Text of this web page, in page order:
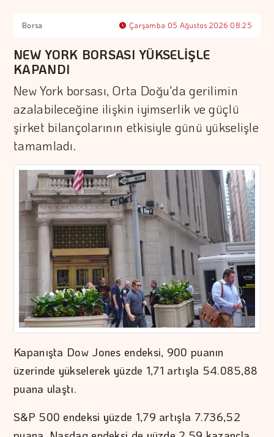
Borsa Çarşamba 05 Ağustos 2026 08:25
NEW YORK BORSASI YÜKSELİŞLE
KAPANDI
New York borsası, Orta Doğu'da gerilimin
azalabileceğine ilişkin iyimserlik ve güçlü
şirket bilançolarının etkisiyle günü yükselişle
tamamladı.
Kapanışta Dow Jones endeksi, 900 puanın
üzerinde yükselerek yüzde 1,71 artışla 54.085,88
puana ulaştı.
S&P 500 endeksi yüzde 1,79 artışla 7.736,52